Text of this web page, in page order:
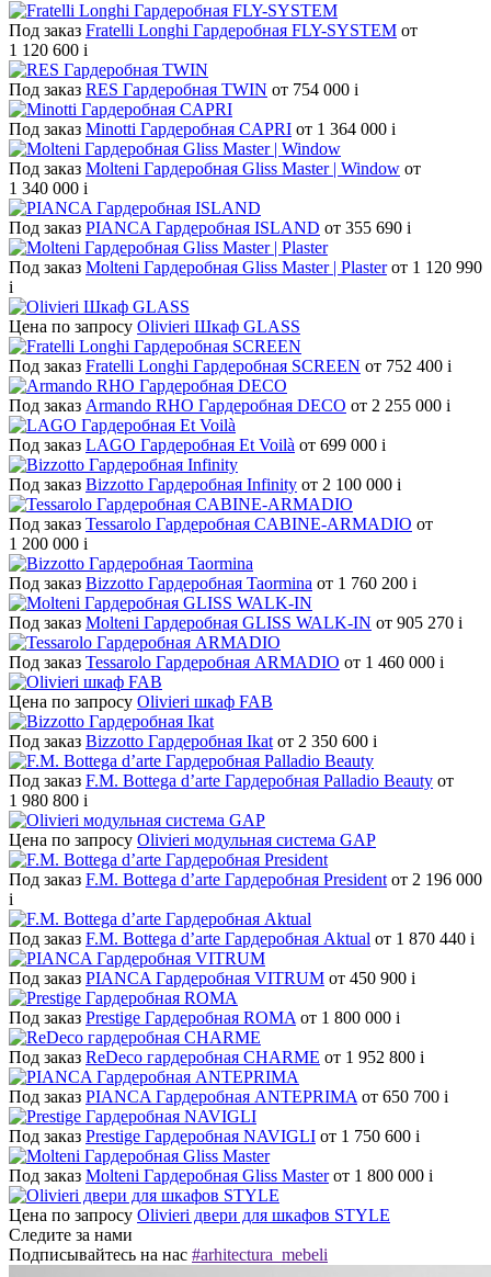
Под заказ Fratelli Longhi Гардеробная FLY-SYSTEM от
1 120 600 i
Под заказ RES Гардеробная TWIN от 754 000 i
Под заказ Minotti Гардеробная CAPRI от 1 364 000 i
Под заказ Molteni Гардеробная Gliss Master | Window от
1 340 000 i
Под заказ PIANCA Гардеробная ISLAND от 355 690 i
Под заказ Molteni Гардеробная Gliss Master | Plaster от 1 120 990
i
Цена по запросу Olivieri Шкаф GLASS
Под заказ Fratelli Longhi Гардеробная SCREEN от 752 400 i
Под заказ Armando RHO Гардеробная DECO от 2 255 000 i
Под заказ LAGO Гардеробная Et Voilà от 699 000 i
Под заказ Bizzotto Гардеробная Infinity от 2 100 000 i
Под заказ Tessarolo Гардеробная CABINE-ARMADIO от
1 200 000 i
Под заказ Bizzotto Гардеробная Taormina от 1 760 200 i
Под заказ Molteni Гардеробная GLISS WALK-IN от 905 270 i
Под заказ Tessarolo Гардеробная ARMADIO от 1 460 000 i
Цена по запросу Olivieri шкаф FAB
Под заказ Bizzotto Гардеробная Ikat от 2 350 600 i
Под заказ F.M. Bottega d’arte Гардеробная Palladio Beauty от
1 980 800 i
Цена по запросу Olivieri модульная система GAP
Под заказ F.M. Bottega d’arte Гардеробная President от 2 196 000
i
Под заказ F.M. Bottega d’arte Гардеробная Aktual от 1 870 440 i
Под заказ PIANCA Гардеробная VITRUM от 450 900 i
Под заказ Prestige Гардеробная ROMA от 1 800 000 i
Под заказ ReDeco гардеробная CHARME от 1 952 800 i
Под заказ PIANCA Гардеробная ANTEPRIMA от 650 700 i
Под заказ Prestige Гардеробная NAVIGLI от 1 750 600 i
Под заказ Molteni Гардеробная Gliss Master от 1 800 000 i
Цена по запросу Olivieri двери для шкафов STYLE
Следите за нами
Подписывайтесь на нас #arhitectura_mebeli